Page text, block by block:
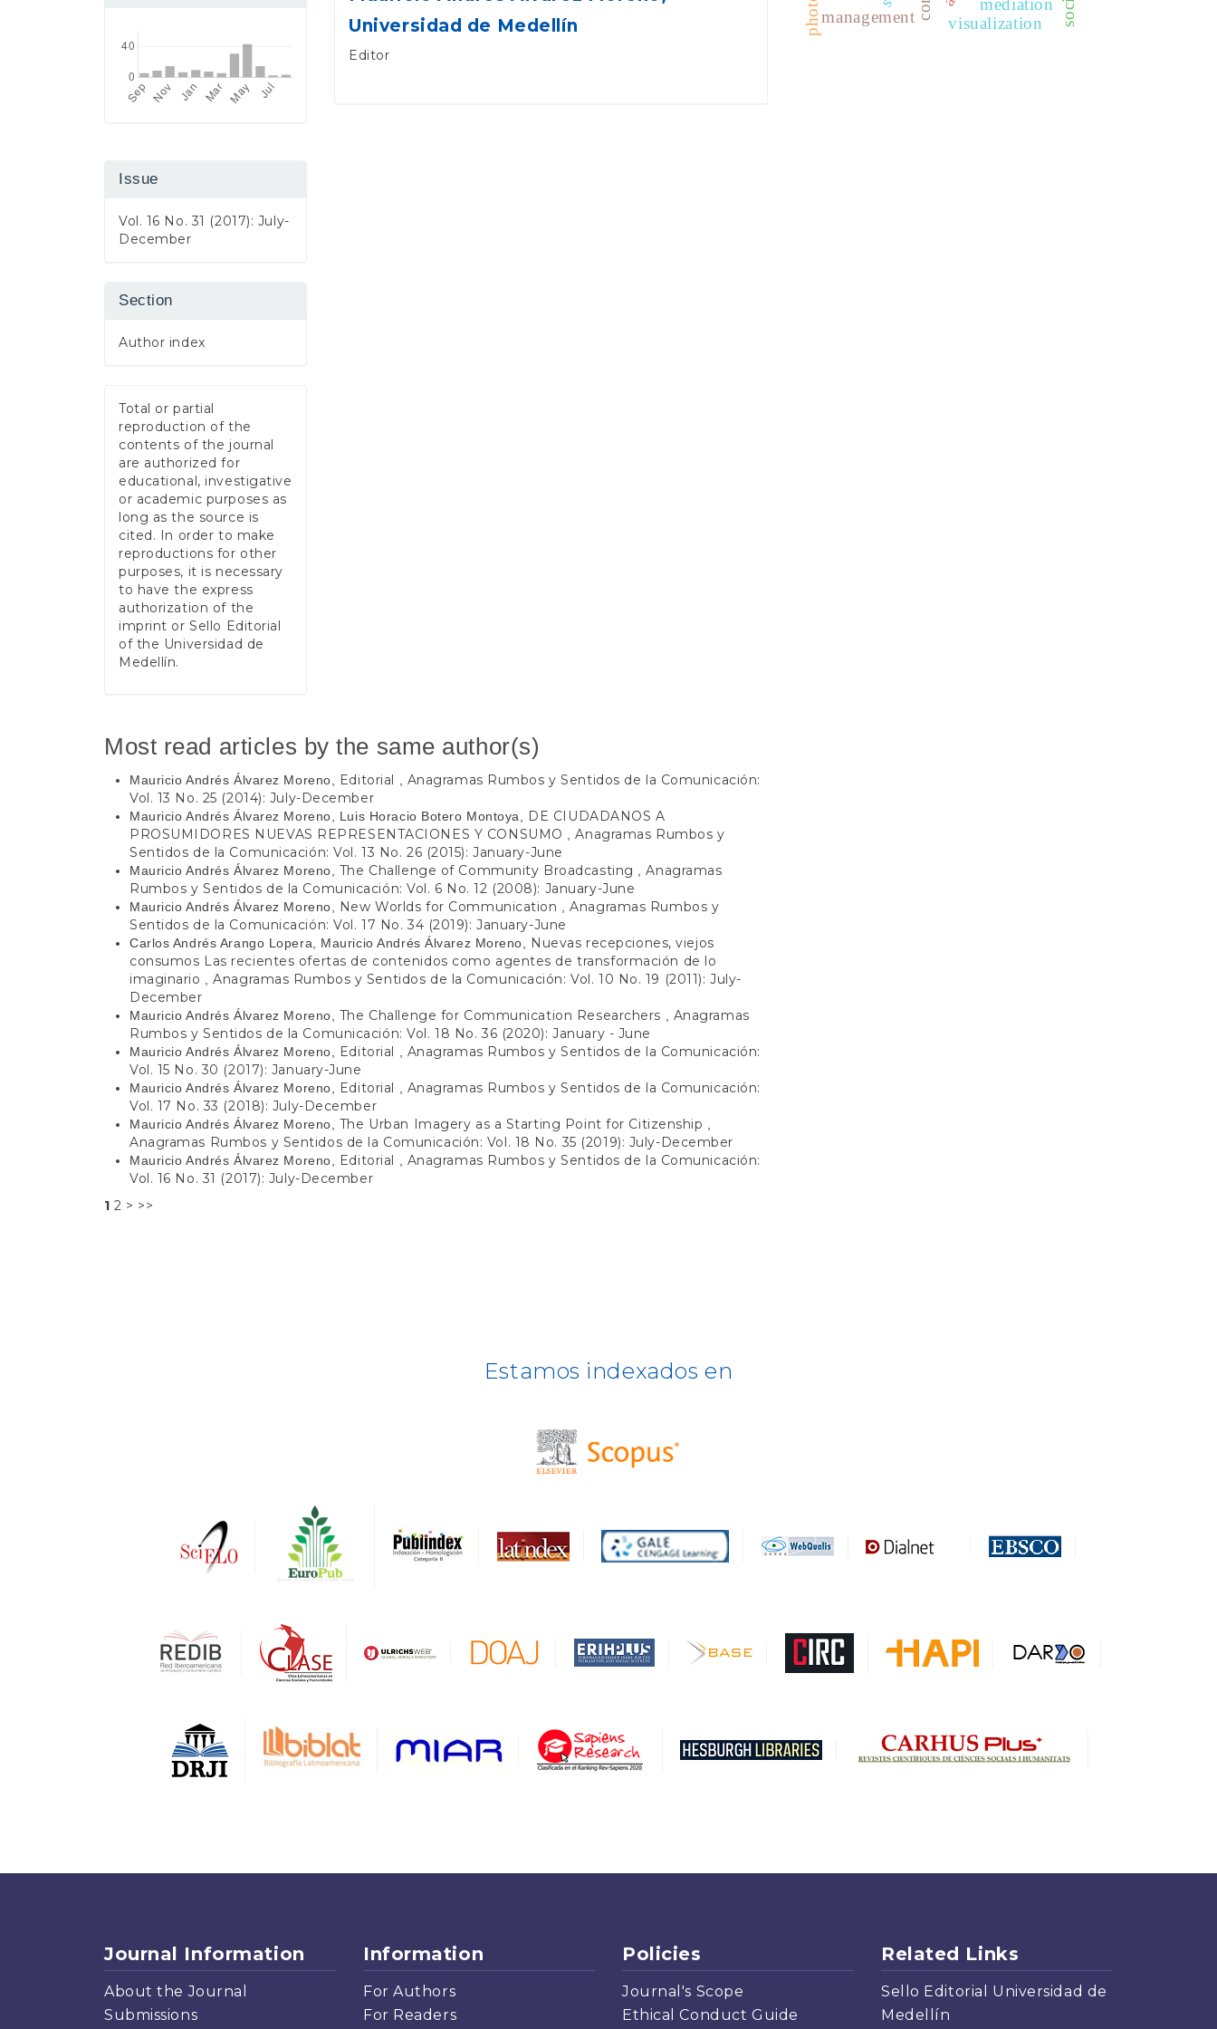
Issue
Vol. 16 No. 31 (2017): July-
December
Section
Author index
Total or partial
reproduction of the
contents of the journal
are authorized for
educational, investigative
or academic purposes as
long as the source is
cited. In order to make
reproductions for other
purposes, it is necessary
to have the express
authorization of the
imprint or Sello Editorial
of the Universidad de
Medellín.
Universidad de Medellín
Editor
Most read articles by the same author(s)
Mauricio Andrés Álvarez Moreno, Editorial
Anagramas Rumbos y Sentidos de la Comunicación:
Vol. 13 No. 25 (2014): July-December
Mauricio Andrés Álvarez Moreno, Luis Horacio Botero Montoya,
DE CIUDADANOS A
PROSUMIDORES NUEVAS REPRESENTACIONES Y CONSUMO
,Anagramas Rumbos y
Sentidos de la Comunicación: Vol. 13 No. 26 (2015): January-June
Mauricio Andrés Álvarez Moreno, The Challenge of Community Broadcasting ,Anagramas
Rumbos y Sentidos de la Comunicación: Vol. 6 No. 12 (2008): January-June
Mauricio Andrés Álvarez Moreno, New Worlds for Communication ,Anagramas Rumbos y
Sentidos de la Comunicación: Vol. 17 No. 34 (2019): January-June
Carlos Andrés Arango Lopera, Mauricio Andrés Álvarez Moreno,
Nuevas recepciones, viejos
consumos Las recientes ofertas de contenidos como agentes de transformación de lo
imaginario
,Anagramas Rumbos y Sentidos de la Comunicación: Vol. 10 No. 19 (2011): July-
December
Mauricio Andrés Álvarez Moreno, The Challenge for Communication Researchers
Anagramas
Rumbos y Sentidos de la Comunicación: Vol. 18 No. 36 (2020): January - June
Mauricio Andrés Álvarez Moreno, Editorial
Anagramas Rumbos y Sentidos de la Comunicación:
Vol. 15 No. 30 (2017): January-June
Mauricio Andrés Álvarez Moreno, Editorial
Anagramas Rumbos y Sentidos de la Comunicación:
Vol. 17 No. 33 (2018): July-December
Mauricio Andrés Álvarez Moreno, The Urban Imagery as a Starting Point for Citizenship
Anagramas Rumbos y Sentidos de la Comunicación: Vol. 18 No. 35 (2019): July-December
Mauricio Andrés Álvarez Moreno, Editorial
Anagramas Rumbos y Sentidos de la Comunicación:
Vol. 16 No. 31 (2017): July-December
1 2 > >>
management
mediation
visualization
Estamos indexados en
Journal Information
About the Journal
Submissions
Information
For Authors
For Readers
Policies
Journal's Scope
Ethical Conduct Guide
Related Links
Sello Editorial Universidad de
Medellín